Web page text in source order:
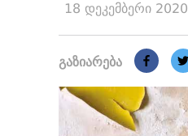
18 დეკემბერი 2020
გაზიარება